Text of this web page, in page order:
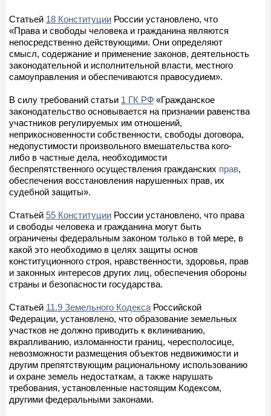
Статьей 18 Конституции России установлено, что
«Права и свободы человека и гражданина являются
непосредственно действующими. Они определяют
смысл, содержание и применение законов, деятельность
законодательной и исполнительной власти, местного
самоуправления и обеспечиваются правосудием».
В силу требований статьи 1 ГК РФ «Гражданское
законодательство основывается на признании равенства
участников регулируемых им отношений,
неприкосновенности собственности, свободы договора,
недопустимости произвольного вмешательства кого-
либо в частные дела, необходимости
беспрепятственного осуществления гражданских прав,
обеспечения восстановления нарушенных прав, их
судебной защиты».
Статьей 55 Конституции России установлено, что права
и свободы человека и гражданина могут быть
ограничены федеральным законом только в той мере, в
какой это необходимо в целях защиты основ
конституционного строя, нравственности, здоровья, прав
и законных интересов других лиц, обеспечения обороны
страны и безопасности государства.
Статьей 11.9 Земельного Кодекса Российской
Федерации, установлено, что образование земельных
участков не должно приводить к вклиниванию,
вкрапливанию, изломанности границ, чересполосице,
невозможности размещения объектов недвижимости и
другим препятствующим рациональному использованию
и охране земель недостаткам, а также нарушать
требования, установленные настоящим Кодексом,
другими федеральными законами.